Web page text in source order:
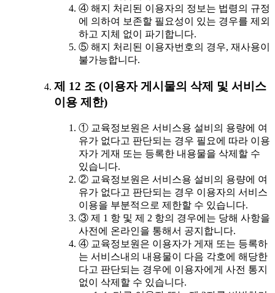
④ 해지 처리된 이용자의 정보는 법령의 규정
에 의하여 보존할 필요성이 있는 경우를 제외
하고 지체 없이 파기합니다.
⑤ 해지 처리된 이용자번호의 경우, 재사용이
불가능합니다.
제 12 조 (이용자 게시물의 삭제 및 서비스
이용 제한)
① 교육정보원은 서비스용 설비의 용량에 여
유가 없다고 판단되는 경우 필요에 따라 이용
자가 게재 또는 등록한 내용물을 삭제할 수
있습니다.
② 교육정보원은 서비스용 설비의 용량에 여
유가 없다고 판단되는 경우 이용자의 서비스
이용을 부분적으로 제한할 수 있습니다.
③ 제 1 항 및 제 2 항의 경우에는 당해 사항을
사전에 온라인을 통해서 공지합니다.
④ 교육정보원은 이용자가 게재 또는 등록하
는 서비스내의 내용물이 다음 각호에 해당한
다고 판단되는 경우에 이용자에게 사전 통지
없이 삭제할 수 있습니다.